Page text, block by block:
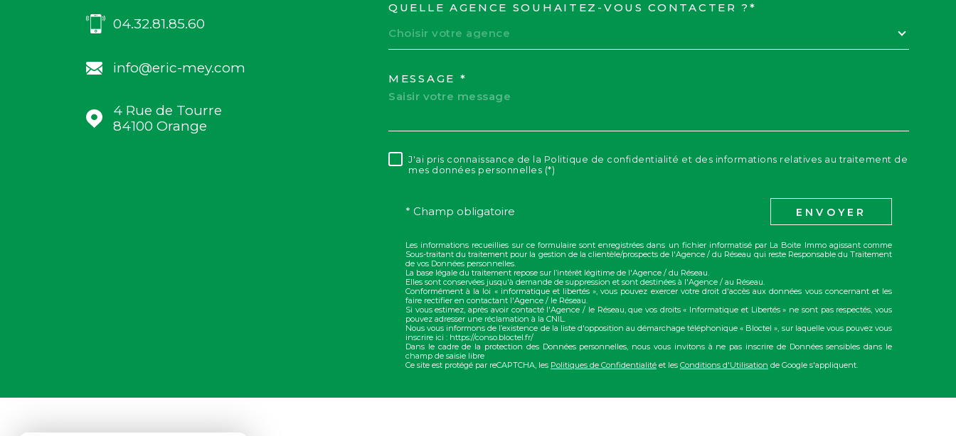
04.32.81.85.60
info@eric-mey.com
4 Rue de Tourre
84100
Orange
TRAD_MELTEM_VOREDEMANDE
QUELLE AGENCE SOUHAITEZ-VOUS CONTACTER ?*
Choisir votre agence
MESSAGE *
RÈGLEMENTATION
J'ai pris connaissance de la Politique de confidentialité et des informations relatives au traitement de
mes données personnelles (*)
* Champ obligatoire ENVOYER
Les informations recueillies sur ce formulaire sont enregistrées dans un fichier informatisé par La Boite Immo agissant comme
Sous-traitant du traitement pour la gestion de la clientèle/prospects de l'Agence / du Réseau qui reste Responsable du Traitement
de vos Données personnelles.
La base légale du traitement repose sur l’intérêt légitime de l'Agence / du Réseau.
Elles sont conservées jusqu'à demande de suppression et sont destinées à l'Agence / au Réseau.
Conformément à la loi « informatique et libertés », vous pouvez exercer votre droit d'accès aux données vous concernant et les
faire rectifier en contactant l'Agence / le Réseau.
Si vous estimez, après avoir contacté l'Agence / le Réseau, que vos droits « Informatique et Libertés » ne sont pas respectés, vous
pouvez adresser une réclamation à la CNIL.
Nous vous informons de l’existence de la liste d'opposition au démarchage téléphonique « Bloctel », sur laquelle vous pouvez vous
inscrire ici : https://conso.bloctel.fr/
Dans le cadre de la protection des Données personnelles, nous vous invitons à ne pas inscrire de Données sensibles dans le
champ de saisie libre
Ce site est protégé par reCAPTCHA, les Politiques de Confidentialité et les Conditions d'Utilisation de Google s'appliquent.